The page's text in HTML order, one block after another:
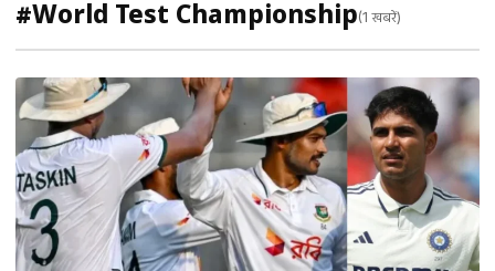
#World Test Championship(1 खबरें)